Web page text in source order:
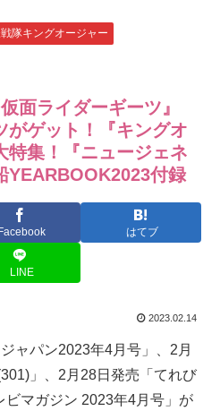
隊キングオージャー
面ライダーギーツ』
がゲット！『キングオ
特集！『ニュージェネ
YEARBOOK2023付録
Facebook はてブ
LINE
2023.02.14
ャパン2023年4月号」、2月
」、2月28日発売「てれび
ビマガジン 2023年4月号」が